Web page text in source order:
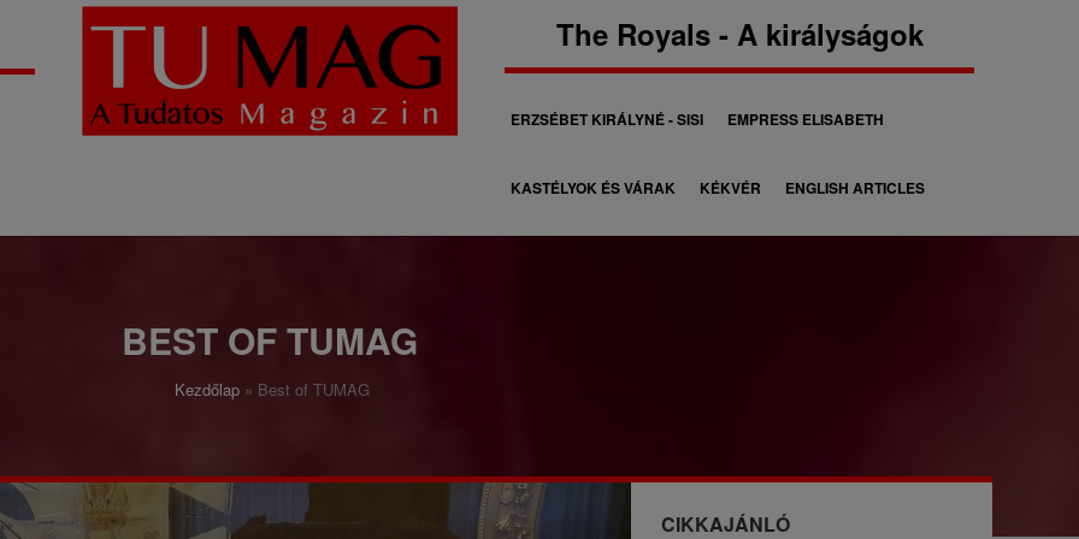
The Royals - A királyságok
M
á
s
o
s
n
ERZSÉBET KIRÁLYNÉ - SISI EMPRESS ELISABETH
KASTÉLYOK ÉS VÁRAK KÉKVÉR ENGLISH ARTICLES
BEST OF TUMAG
Kezdőlap Best of TUMAG
CIKKAJÁNLÓ